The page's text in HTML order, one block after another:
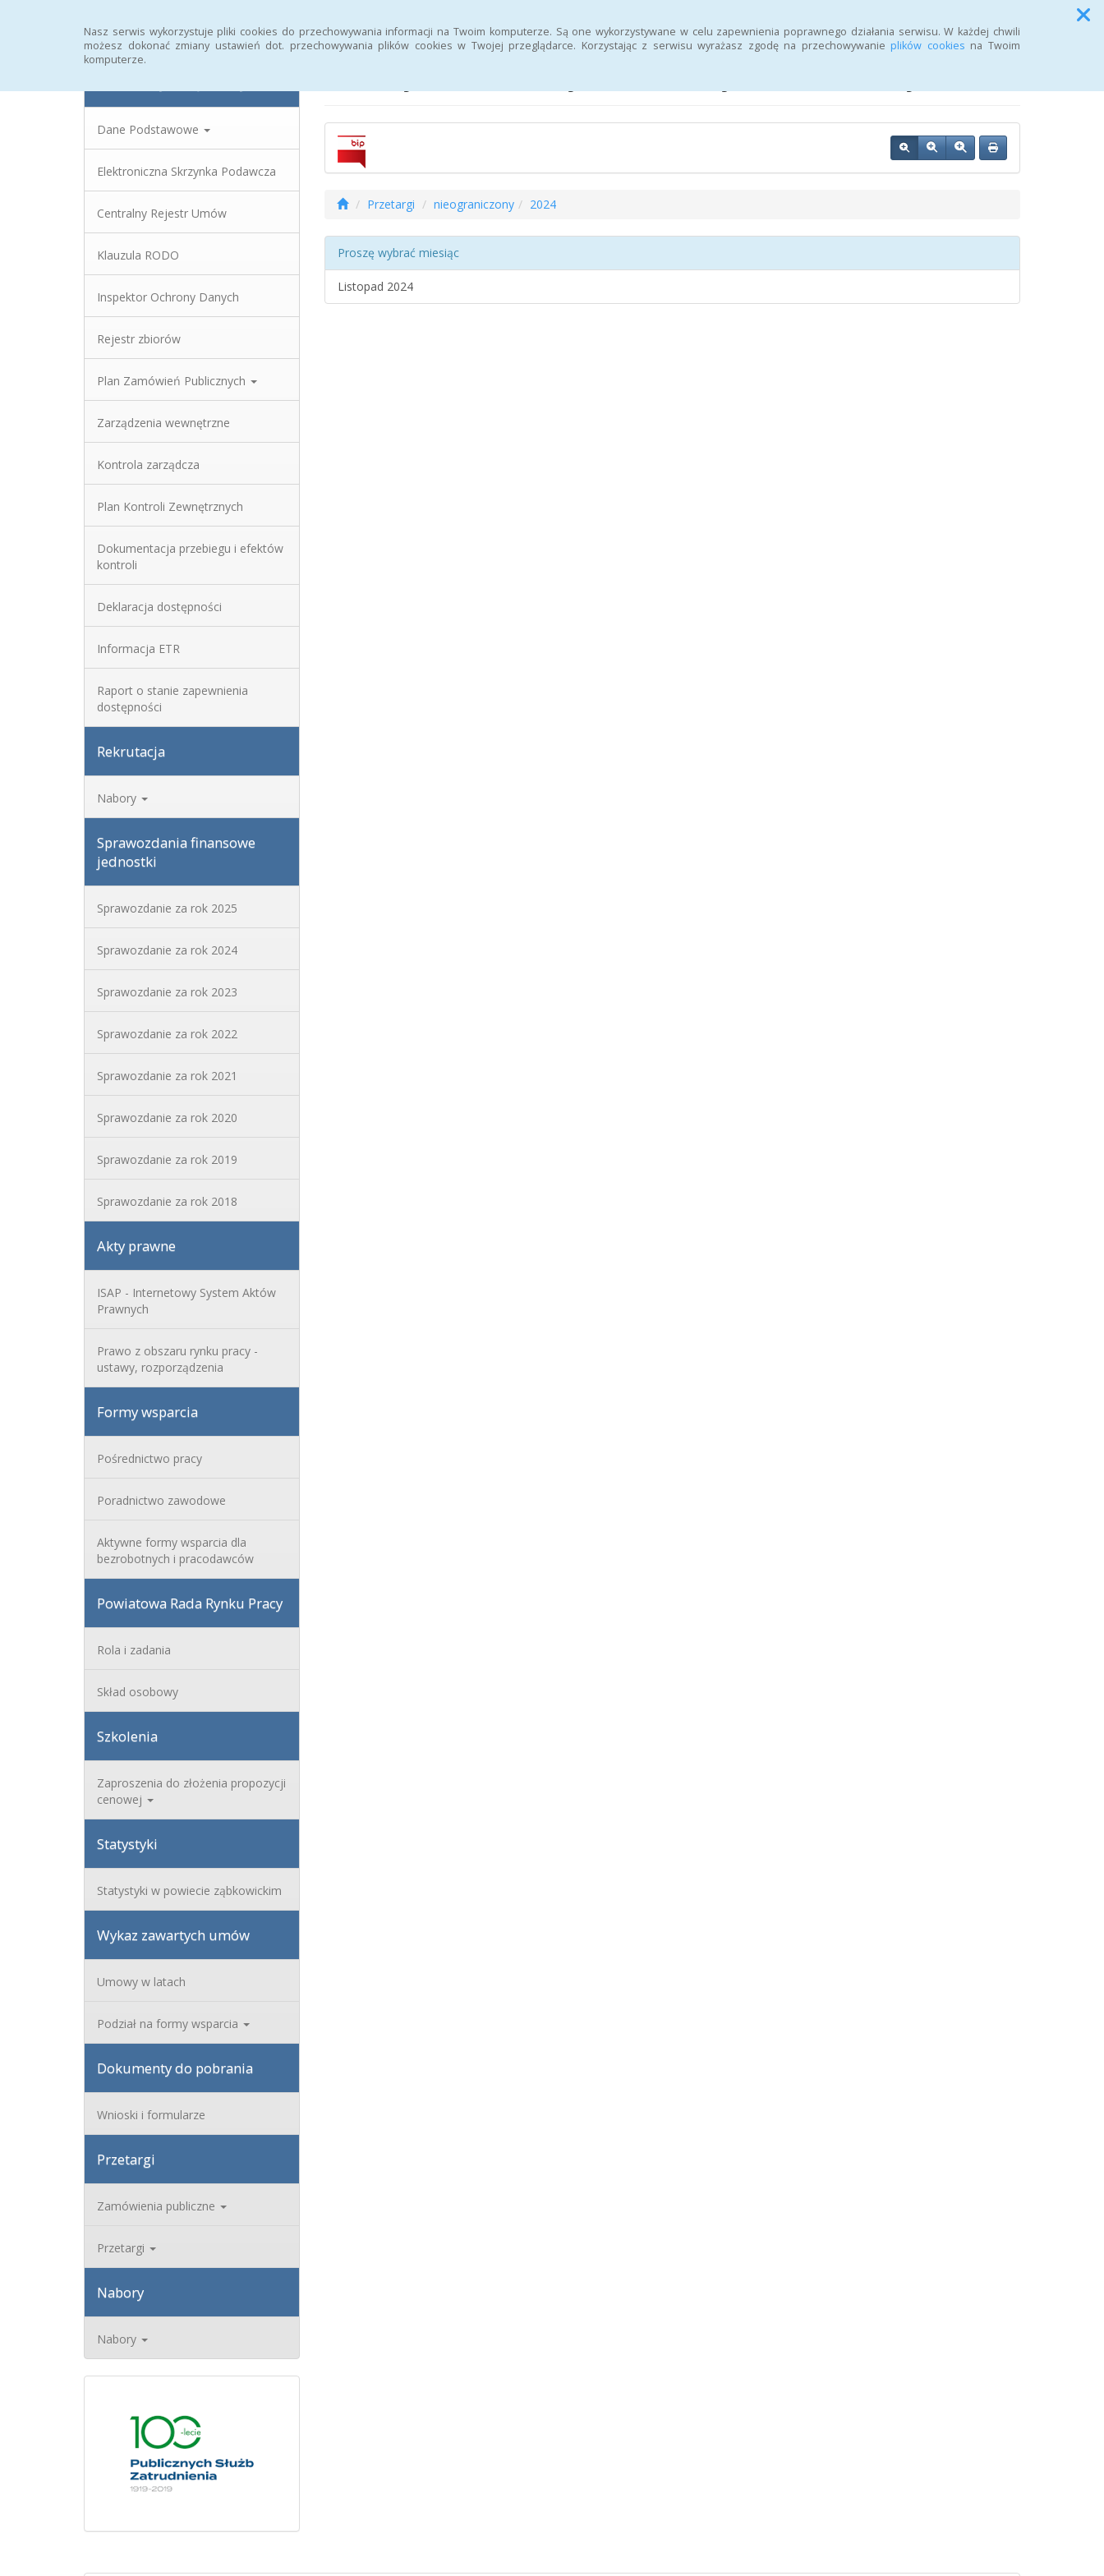
Nasz serwis wykorzystuje pliki cookies do przechowywania informacji na Twoim komputerze. Są one wykorzystywane w celu zapewnienia poprawnego działania serwisu. W każdej chwili
możesz dokonać zmiany ustawień dot. przechowywania plików cookies w Twojej przeglądarce. Korzystając z serwisu wyrażasz zgodę na przechowywanie plików cookies na Twoim
komputerze.
Dane Podstawowe
Elektroniczna Skrzynka Podawcza
Centralny Rejestr Umów
Klauzula RODO
Inspektor Ochrony Danych
Rejestr zbiorów
Plan Zamówień Publicznych
Zarządzenia wewnętrzne
Kontrola zarządcza
Plan Kontroli Zewnętrznych
Dokumentacja przebiegu i efektów
kontroli
Deklaracja dostępności
Informacja ETR
Raport o stanie zapewnienia
dostępności
Rekrutacja
Nabory
Sprawozdania finansowe
jednostki
Sprawozdanie za rok 2025
Sprawozdanie za rok 2024
Sprawozdanie za rok 2023
Sprawozdanie za rok 2022
Sprawozdanie za rok 2021
Sprawozdanie za rok 2020
Sprawozdanie za rok 2019
Sprawozdanie za rok 2018
Akty prawne
ISAP - Internetowy System Aktów
Prawnych
Prawo z obszaru rynku pracy -
ustawy, rozporządzenia
Formy wsparcia
Pośrednictwo pracy
Poradnictwo zawodowe
Aktywne formy wsparcia dla
bezrobotnych i pracodawców
Powiatowa Rada Rynku Pracy
Rola i zadania
Skład osobowy
Szkolenia
Zaproszenia do złożenia propozycji
cenowej
Statystyki
Statystyki w powiecie ząbkowickim
Wykaz zawartych umów
Umowy w latach
Podział na formy wsparcia
Dokumenty do pobrania
Wnioski i formularze
Przetargi
Zamówienia publiczne
Przetargi
Nabory
Nabory
Przetargi nieograniczony 2024
Proszę wybrać miesiąc
Listopad 2024